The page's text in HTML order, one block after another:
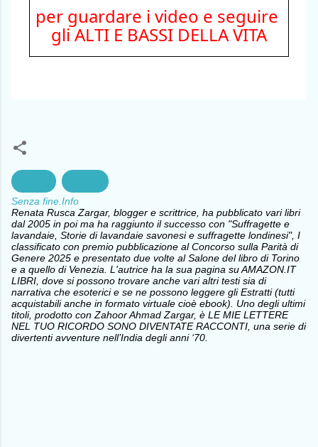
per guardare i video e seguire
gli ALTI E BASSI DELLA VITA
Senza fine.Info
Renata Rusca Zargar, blogger e scrittrice, ha pubblicato vari libri
dal 2005 in poi ma ha raggiunto il successo con "Suffragette e
lavandaie, Storie di lavandaie savonesi e suffragette londinesi", I
classificato con premio pubblicazione al Concorso sulla Parità di
Genere 2025 e presentato due volte al Salone del libro di Torino
e a quello di Venezia. L'autrice ha la sua pagina su AMAZON.IT
LIBRI, dove si possono trovare anche vari altri testi sia di
narrativa che esoterici e se ne possono leggere gli Estratti (tutti
acquistabili anche in formato virtuale cioè ebook). Uno degli ultimi
titoli, prodotto con Zahoor Ahmad Zargar, è LE MIE LETTERE
NEL TUO RICORDO SONO DIVENTATE RACCONTI, una serie di
divertenti avventure nell’India degli anni ‘70.